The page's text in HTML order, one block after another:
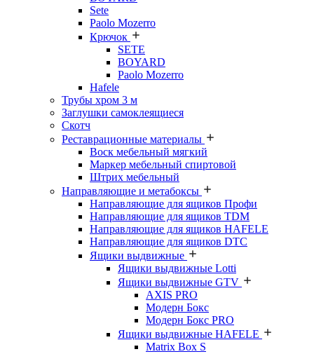
Sete
Paolo Mozerro
Крючок
SETE
BOYARD
Paolo Mozerro
Hafele
Трубы хром 3 м
Заглушки самоклеящиеся
Скотч
Реставрационные материалы
Воск мебельный мягкий
Маркер мебельный спиртовой
Штрих мебельный
Направляющие и метабоксы
Направляющие для ящиков Профи
Направляющие для ящиков TDM
Направляющие для ящиков HAFELE
Направляющие для ящиков DTC
Ящики выдвижные
Ящики выдвижные Lotti
Ящики выдвижные GTV
AXIS PRO
Модерн Бокс
Модерн Бокс PRO
Ящики выдвижные HAFELE
Matrix Box S